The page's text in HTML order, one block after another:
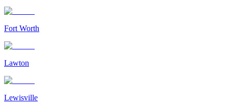
Fort Worth
Lawton
Lewisville